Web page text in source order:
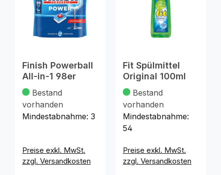
Finish Powerball
All-in-1 98er
Bestand
vorhanden
Mindestabnahme: 3
Preise exkl. MwSt.
zzgl. Versandkosten
Fit Spülmittel
Original 100ml
Bestand
vorhanden
Mindestabnahme:
54
Preise exkl. MwSt.
zzgl. Versandkosten